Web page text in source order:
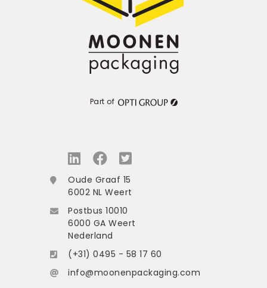
Part of
Oude Graaf 15
6002 NL Weert
Postbus 10010
6000 GA Weert
Nederland
(+31) 0495 - 58 17 60
info@moonenpackaging.com